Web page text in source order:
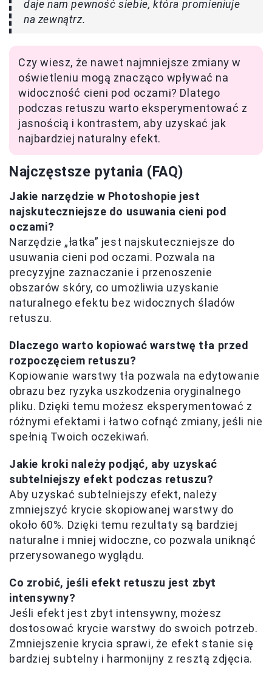
daje nam pewność siebie, która promieniuje
na zewnątrz.
Czy wiesz, że nawet najmniejsze zmiany w
oświetleniu mogą znacząco wpływać na
widoczność cieni pod oczami? Dlatego
podczas retuszu warto eksperymentować z
jasnością i kontrastem, aby uzyskać jak
najbardziej naturalny efekt.
Najczęstsze pytania (FAQ)
Jakie narzędzie w Photoshopie jest
najskuteczniejsze do usuwania cieni pod
oczami?
Narzędzie „łatka” jest najskuteczniejsze do
usuwania cieni pod oczami. Pozwala na
precyzyjne zaznaczanie i przenoszenie
obszarów skóry, co umożliwia uzyskanie
naturalnego efektu bez widocznych śladów
retuszu.
Dlaczego warto kopiować warstwę tła przed
rozpoczęciem retuszu?
Kopiowanie warstwy tła pozwala na edytowanie
obrazu bez ryzyka uszkodzenia oryginalnego
pliku. Dzięki temu możesz eksperymentować z
różnymi efektami i łatwo cofnąć zmiany, jeśli nie
spełnią Twoich oczekiwań.
Jakie kroki należy podjąć, aby uzyskać
subtelniejszy efekt podczas retuszu?
Aby uzyskać subtelniejszy efekt, należy
zmniejszyć krycie skopiowanej warstwy do
około 60%. Dzięki temu rezultaty są bardziej
naturalne i mniej widoczne, co pozwala uniknąć
przerysowanego wyglądu.
Co zrobić, jeśli efekt retuszu jest zbyt
intensywny?
Jeśli efekt jest zbyt intensywny, możesz
dostosować krycie warstwy do swoich potrzeb.
Zmniejszenie krycia sprawi, że efekt stanie się
bardziej subtelny i harmonijny z resztą zdjęcia.